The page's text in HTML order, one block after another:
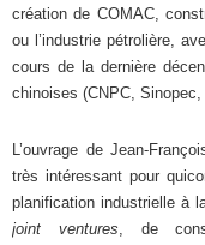
création de COMAC,
ou l’industrie pétrolière,
cours de la dernière
chinoises (CNPC, Sinopec,
L’ouvrage de Jean-
très intéressant pour
planification industrielle à
joint ventures, de